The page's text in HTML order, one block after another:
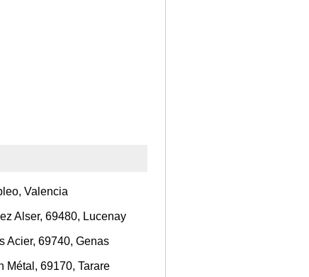
Valencia
Alser, 69480, Lucenay
Acier, 69740, Genas
Métal, 69170, Tarare